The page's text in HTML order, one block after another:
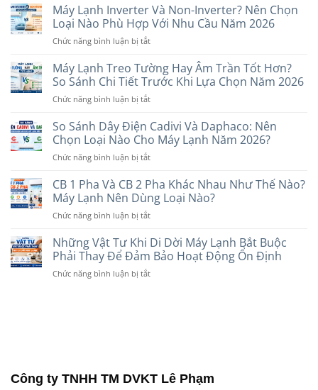
Hiệu
Đáng
Nhắc
Chiều
Khác
Thế
Nên
Chọn
Nào?
Lạnh
10
Triệu
Đáng
Nhất
Hiện
Gợi
Các
Thương
Uy
Máy Lạnh Inverter Và Non-Inverter? Nên Chọn
Loại Nào Phù Hợp Với Nhu Cầu Năm 2026
Chức năng bình luận bị tắtở
Lạnh
Inverter
Và
Non-
Nên
Chọn
Nào
Hợp
Với
Cầu
2026
Máy Lạnh Treo Tường Hay Âm Trần Tốt Hơn?
So Sánh Chi Tiết Trước Khi Lựa Chọn Năm 2026
Chức năng bình luận bị tắtở
Lạnh
Treo
Tường
Hay
Trần
Tốt
Hơn?
So
Chi
Tiết
Khi
So Sánh Dây Điện Cadivi Và Daphaco: Nên
Chọn Loại Nào Cho Máy Lạnh Năm 2026?
Chức năng bình luận bị tắtở
Sánh
Điện
Cadivi
Daphaco:
Nên
Loại
CB 1 Pha Và CB 2 Pha Khác Nhau Như Thế Nào?
Máy Lạnh Nên Dùng Loại Nào?
Chức năng bình luận bị tắtở
1
Pha
Và
CB
Lạnh
Những Vật Tư Khi Di Dời Máy Lạnh Bắt Buộc
Phải Thay Để Đảm Bảo Hoạt Động Ổn Định
Chức năng bình luận bị tắtở
Bắt
Công ty TNHH TM DVKT Lê Phạm